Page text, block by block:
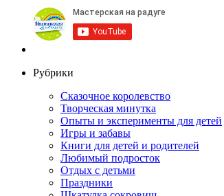
Рубрики
Сказочное королевство
Творческая минутка
Опыты и эксперименты для детей
Игры и забавы
Книги для детей и родителей
Любимый подросток
Отдых с детьми
Праздники